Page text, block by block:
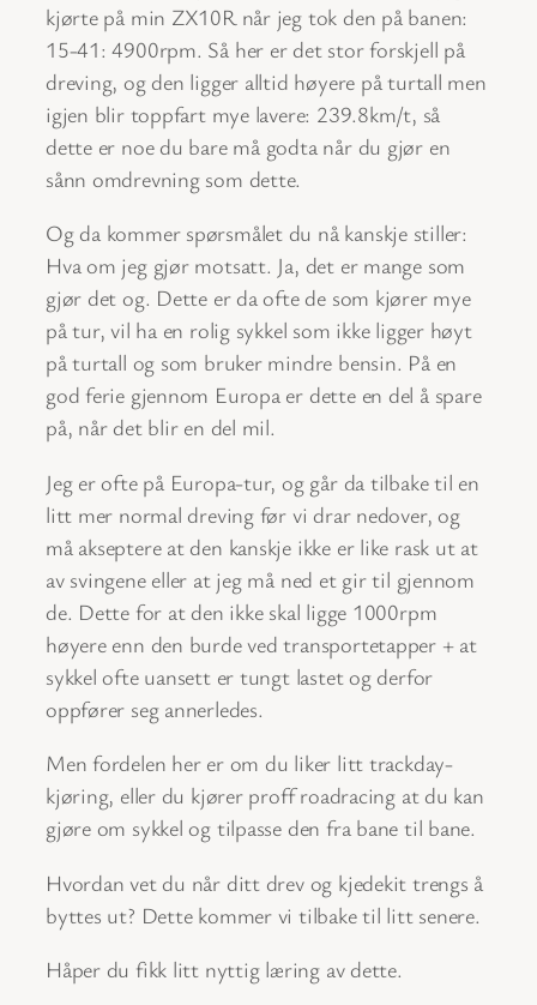
kjørte på min ZX10R når jeg tok den på banen:
15-41: 4900rpm. Så her er det stor forskjell på
dreving, og den ligger alltid høyere på turtall men
igjen blir toppfart mye lavere: 239.8km/t, så
dette er noe du bare må godta når du gjør en
sånn omdrevning som dette.
Og da kommer spørsmålet du nå kanskje stiller:
Hva om jeg gjør motsatt. Ja, det er mange som
gjør det og. Dette er da ofte de som kjører mye
på tur, vil ha en rolig sykkel som ikke ligger høyt
på turtall og som bruker mindre bensin. På en
god ferie gjennom Europa er dette en del å spare
på, når det blir en del mil.
Jeg er ofte på Europa-tur, og går da tilbake til en
litt mer normal dreving før vi drar nedover, og
må akseptere at den kanskje ikke er like rask ut at
av svingene eller at jeg må ned et gir til gjennom
de. Dette for at den ikke skal ligge 1000rpm
høyere enn den burde ved transportetapper + at
sykkel ofte uansett er tungt lastet og derfor
oppfører seg annerledes.
Men fordelen her er om du liker litt trackday-
kjøring, eller du kjører proff roadracing at du kan
gjøre om sykkel og tilpasse den fra bane til bane.
Hvordan vet du når ditt drev og kjedekit trengs å
byttes ut? Dette kommer vi tilbake til litt senere.
Håper du fikk litt nyttig læring av dette.